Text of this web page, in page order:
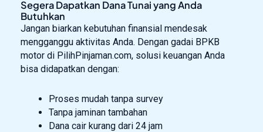
Segera Dapatkan Dana Tunai yang Anda
Butuhkan
Jangan biarkan kebutuhan finansial mendesak
mengganggu aktivitas Anda. Dengan gadai BPKB
motor di PilihPinjaman.com, solusi keuangan Anda
bisa didapatkan dengan:
Proses mudah tanpa survey
Tanpa jaminan tambahan
Dana cair kurang dari 24 jam